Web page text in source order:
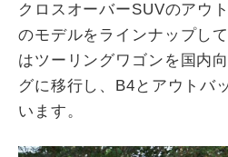
クロスオーバーSUVのアウ
のモデルをラインナップし
はツーリングワゴンを国内
グに移行し、B4とアウトバ
います。